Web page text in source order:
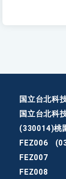
国立台北科
国立台北科
(330014)桃
FEZ006
FEZ007
FEZ008